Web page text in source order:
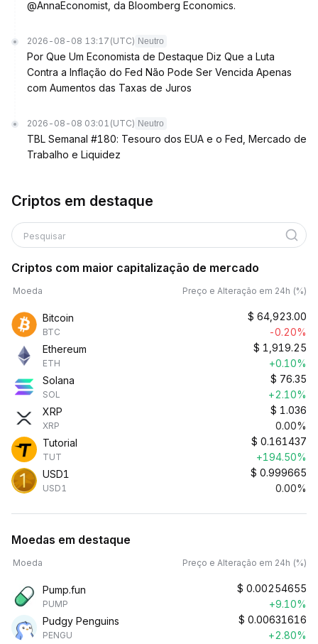
@AnnaEconomist, da Bloomberg Economics.
2026-08-08 13:17 (UTC) Neutro
Por Que Um Economista de Destaque Diz Que a Luta
Contra a Inflação do Fed Não Pode Ser Vencida Apenas
com Aumentos das Taxas de Juros
2026-08-08 03:01 (UTC) Neutro
TBL Semanal #180: Tesouro dos EUA e o Fed, Mercado de
Trabalho e Liquidez
Criptos em destaque
Pesquisar
Criptos com maior capitalização de mercado
Moeda Preço e Alteração em 24h (%)
Bitcoin
BTC
$ 64,923.00
-0.20%
Ethereum
ETH
$ 1,919.25
+0.10%
Solana
SOL
$ 76.35
+2.10%
XRP
XRP
$ 1.036
0.00%
Tutorial
TUT
$ 0.161437
+194.50%
USD1
USD1
$ 0.999665
0.00%
Moedas em destaque
Moeda Preço e Alteração em 24h (%)
Pump.fun
PUMP
$ 0.00254655
+9.10%
Pudgy Penguins
PENGU
$ 0.00631616
+2.80%